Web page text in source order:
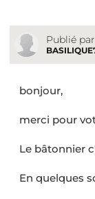
Publié par
bonjour,
merci pour
Le bâtonnier
En quelques